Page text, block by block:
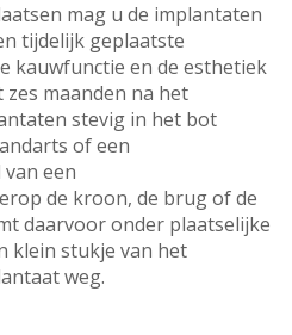
mag u de implantaten
tijdelijk geplaatste
kauwfunctie en de esthetiek
maanden na het
stevig in het bot
of een
een
de kroon, de brug of de
daarvoor onder plaatselijke
klein stukje van het
weg.